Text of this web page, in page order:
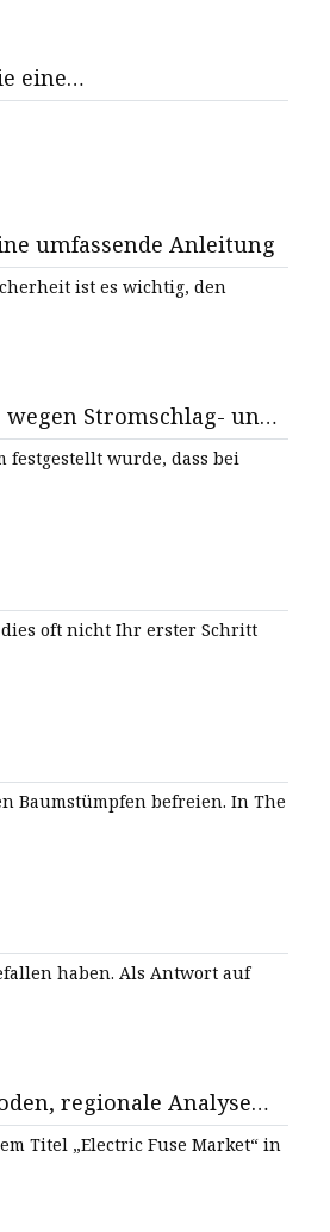
Benötigen Sie eine…
umfassende Anleitung
ist es wichtig, den
Stromschlag- und
wurde, dass bei
befreien. In The
Antwort auf
regionale Analyse
Titel „Electric Fuse Market“ in